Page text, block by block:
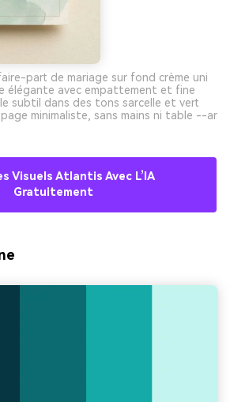
part de mariage sur fond crème uni
élégante avec empattement et fine
subtil dans des tons sarcelle et vert
minimaliste, sans mains ni table --ar
Visuels Atlantis Avec L’IA
Gratuitement